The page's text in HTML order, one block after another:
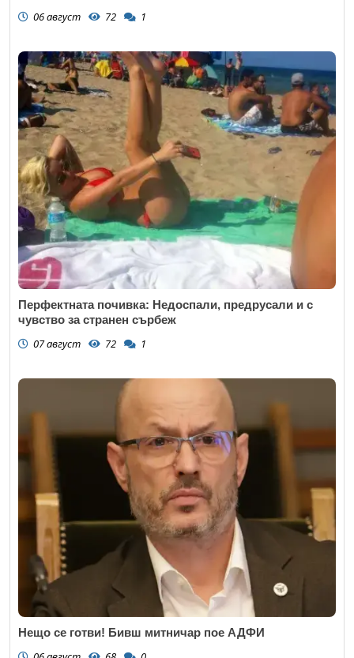
06 август 72 1
Перфектната почивка: Недоспали, предрусали и с
чувство за странен сърбеж
07 август 72 1
Нещо се готви! Бивш митничар пое АДФИ